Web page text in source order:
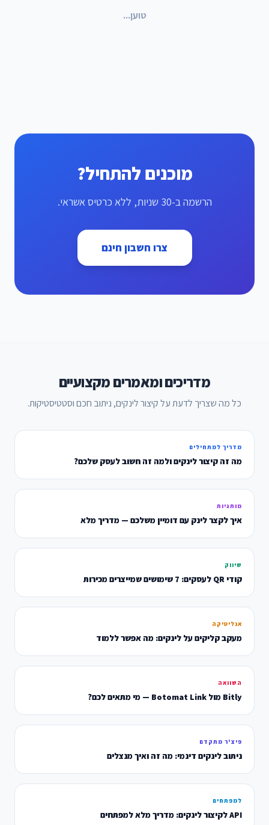
טוען...
מוכנים להתחיל?
הרשמה ב-30 שניות, ללא כרטיס אשראי.
צרו חשבון חינם
מדריכים ומאמרים מקצועיים
כל מה שצריך לדעת על קיצור לינקים, ניתוב חכם וסטטיסטיקות.
מדריך למתחילים
מה זה קיצור לינקים ולמה זה חשוב לעסק שלכם?
מותגיות
איך לקצר לינק עם דומיין משלכם — מדריך מלא
שיווק
קודי QR לעסקים: 7 שימושים שמייצרים מכירות
אנליטיקה
מעקב קליקים על לינקים: מה אפשר ללמוד
השוואה
Bitly מול Botomat Link — מי מתאים לכם?
פיצ'ר מתקדם
ניתוב לינקים דינמי: מה זה ואיך מנצלים
למפתחים
API לקיצור לינקים: מדריך מלא למפתחים